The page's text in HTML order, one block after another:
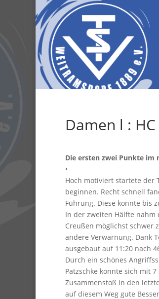
Damen l :
Die ersten zwei Punkte im
•
Hoch motiviert startete der
beginnen. Recht schnell
Führung. Diese konnte bis
In der zweiten Hälfte nahm
Creußen möglichst schwer
andere Verwarnung. Dank
ausgebaut auf 11:20 nach
Durch ein schönes
Patzschke konnte sich mit
Zusammenstoß in den
auf diesem Weg gute